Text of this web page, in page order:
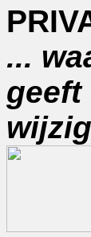
...
geeft